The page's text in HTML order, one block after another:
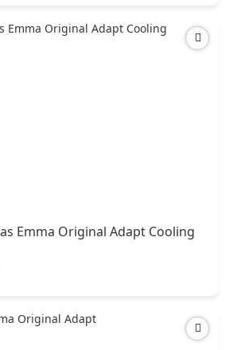
Emma Original Adapt Cooling